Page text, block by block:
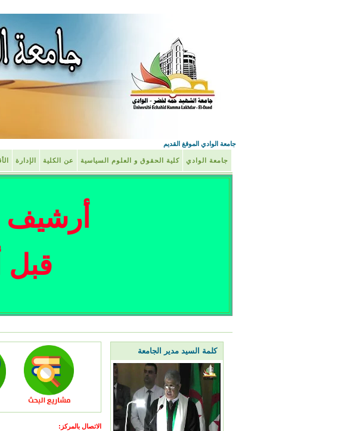
جامعة الوادي الموقغ القديم
جامعة الوادي كلية الحقوق و العلوم السياسية عن الكلية الإدارة
أرشيف
قبل
كلمة السيد مدير الجامعة
الاتصال بالمركز: